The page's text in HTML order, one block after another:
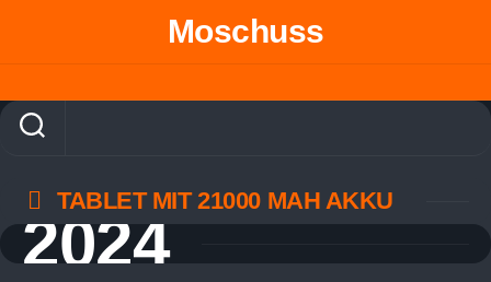
Moschuss
TABLET MIT 21000 MAH AKKU
2024